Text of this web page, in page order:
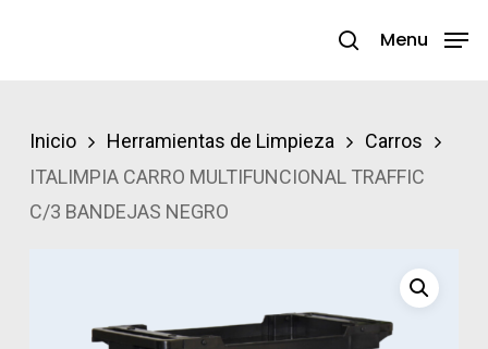
search
Menu
Inicio Herramientas de Limpieza
Carros
ITALIMPIA CARRO MULTIFUNCIONAL TRAFFIC
C/3 BANDEJAS NEGRO